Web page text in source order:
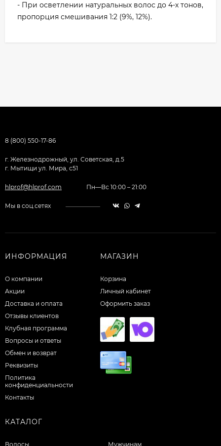
- При осветлении натуральных волос до 4-х тонов,
пропорция смешивания 1:2 (9%, 12%).
8 (800) 550-17-86
г. Железнодрожный, ул. Советская, д.5
г. Мытищи ул. Мира, с51
hlprof@hlprof.com Пн—Вс 10:00 – 21:00
Мы в соц.сетях
ИНФОРМАЦИЯ
О компании
Акции
Доставка и оплата
Отзывы клиентов
Клубная программа
Вопросы и ответы
Обмен и возврат
Реквизиты
Политика
конфиденциальности
Контакты
МАГАЗИН
Корзина
Личный кабинет
Оформить заказ
КАТАЛОГ
Волосы Мужчинам